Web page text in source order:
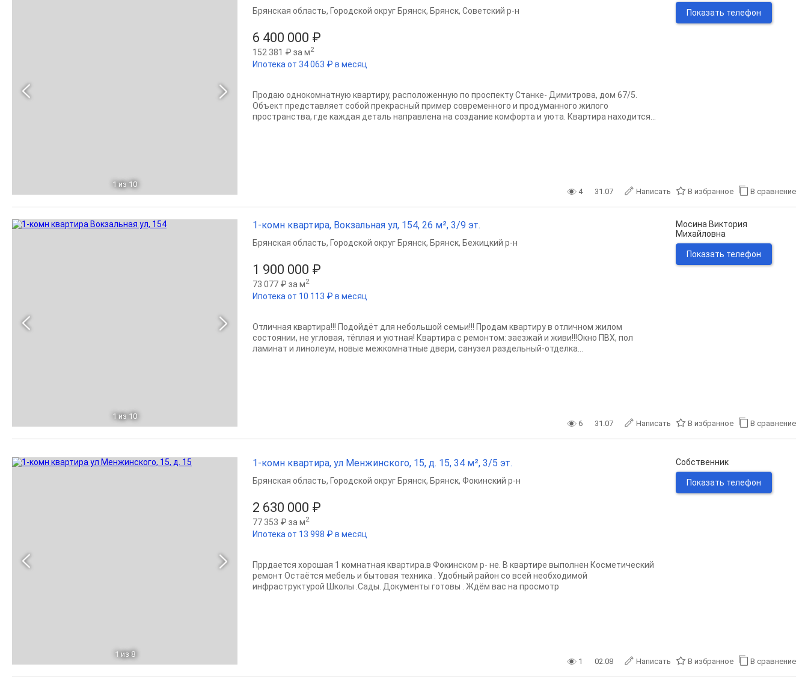
1 из 10
6 400 000 ₽
152 381 ₽ за м2
Ипотека от 34 063 ₽ в месяц
Брянская область, Городской округ Брянск, Брянск, Советский р-н
Продаю однокомнатную квартиру, расположенную по проспекту Станке- Димитрова, дом 67/5.
Объект представляет собой прекрасный пример современного и продуманного жилого
пространства, где каждая деталь направлена на создание комфорта и уюта. Квартира находится...
Показать телефон
4 31.07 Написать В избранное В сравнение
1 из 10
1-комн квартира, Вокзальная ул, 154, 26 м², 3/9 эт.
1 900 000 ₽
73 077 ₽ за м2
Ипотека от 10 113 ₽ в месяц
Брянская область, Городской округ Брянск, Брянск, Бежицкий р-н
Отличная квартира!!! Подойдёт для небольшой семьи!!! Продам квартиру в отличном жилом
состоянии, не угловая, тёплая и уютная! Квартира с ремонтом: заезжай и живи!!!Окно ПВХ, пол
ламинат и линолеум, новые межкомнатные двери, санузел раздельный-отделка...
Мосина Виктория
Михайловна
Показать телефон
6 31.07 Написать В избранное В сравнение
1 из 8
1-комн квартира, ул Менжинского, 15, д. 15, 34 м², 3/5 эт.
2 630 000 ₽
77 353 ₽ за м2
Ипотека от 13 998 ₽ в месяц
Брянская область, Городской округ Брянск, Брянск, Фокинский р-н
Пррдается хорошая 1 комнатная квартира.в Фокинском р- не. В квартире выполнен Косметический
ремонт Остаётся мебель и бытовая техника . Удобный район со всей необходимой
инфраструктурой Школы .Сады. Документы готовы . Ждём вас на просмотр
Собственник
Показать телефон
1 02.08 Написать В избранное В сравнение